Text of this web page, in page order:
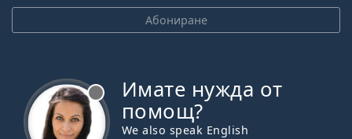
Абониране
Имате нужда от
помощ?
We also speak English